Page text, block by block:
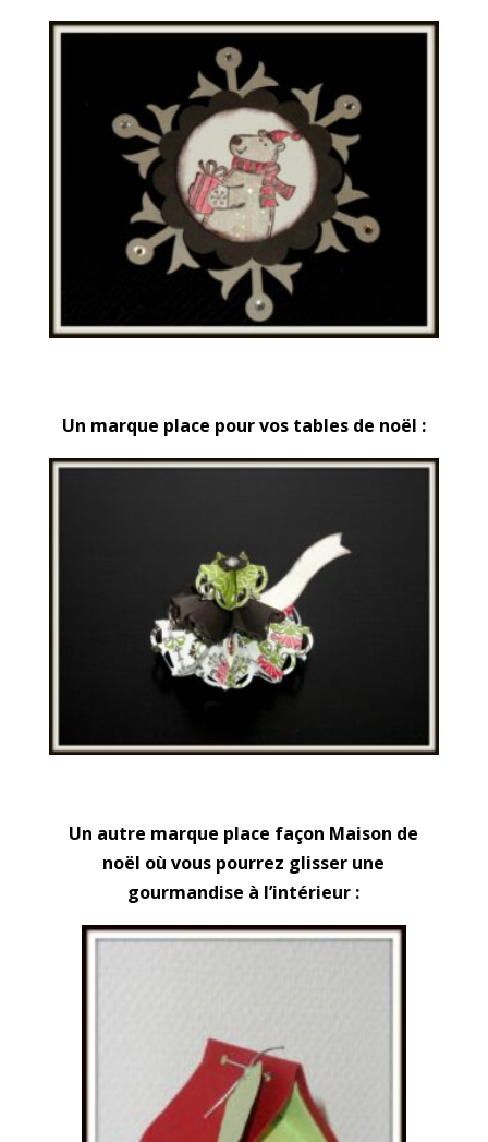
Un marque place pour vos tables de noël :
Un autre marque place façon Maison de
noël où vous pourrez glisser une
gourmandise à l’intérieur :